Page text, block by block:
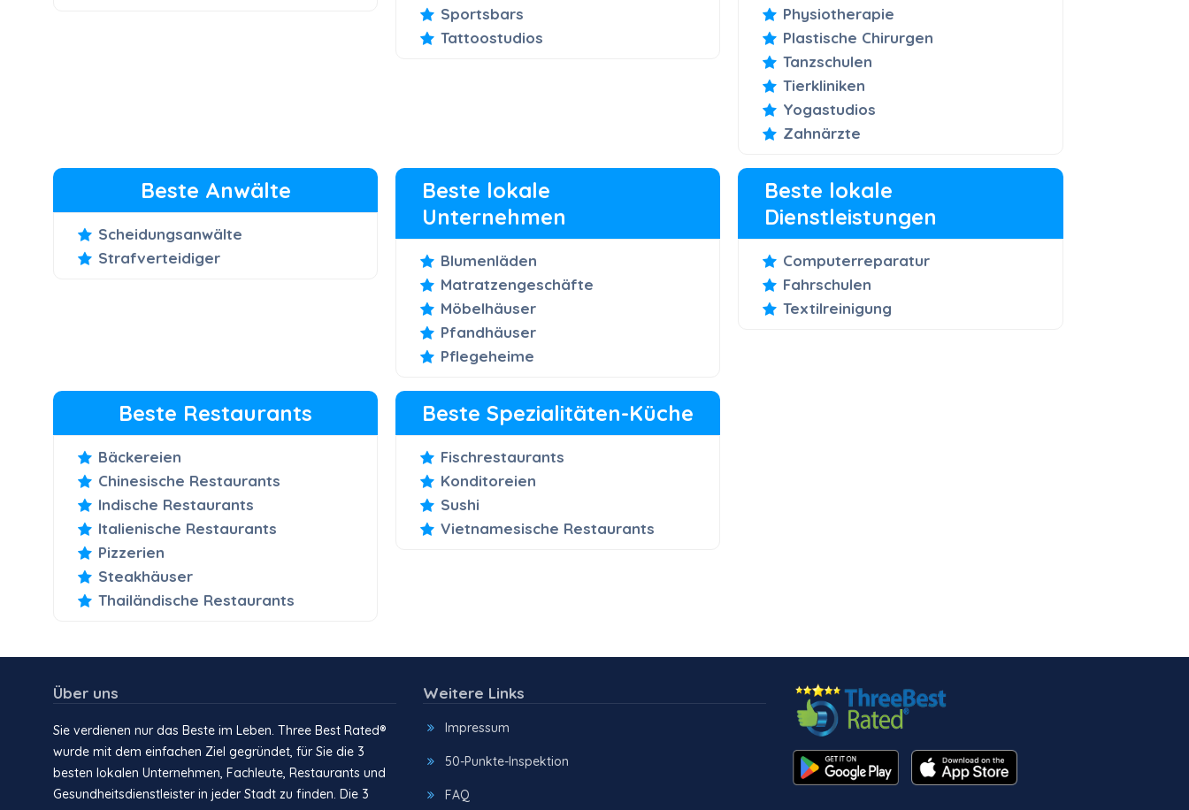
Sportsbars
Tattoostudios
Physiotherapie
Plastische Chirurgen
Tanzschulen
Tierkliniken
Yogastudios
Zahnärzte
Beste Anwälte
Scheidungsanwälte
Strafverteidiger
Beste lokale
Unternehmen
Blumenläden
Matratzengeschäfte
Möbelhäuser
Pfandhäuser
Pflegeheime
Beste lokale
Dienstleistungen
Computerreparatur
Fahrschulen
Textilreinigung
Beste Restaurants
Bäckereien
Chinesische Restaurants
Indische Restaurants
Italienische Restaurants
Pizzerien
Steakhäuser
Thailändische Restaurants
Beste Spezialitäten-Küche
Fischrestaurants
Konditoreien
Sushi
Vietnamesische Restaurants
Über uns
Sie verdienen nur das Beste im Leben. Three Best Rated®
wurde mit dem einfachen Ziel gegründet, für Sie die 3
besten lokalen Unternehmen, Fachleute, Restaurants und
Gesundheitsdienstleister in jeder Stadt zu finden. Die 3
Weitere Links
Impressum
50-Punkte-Inspektion
FAQ